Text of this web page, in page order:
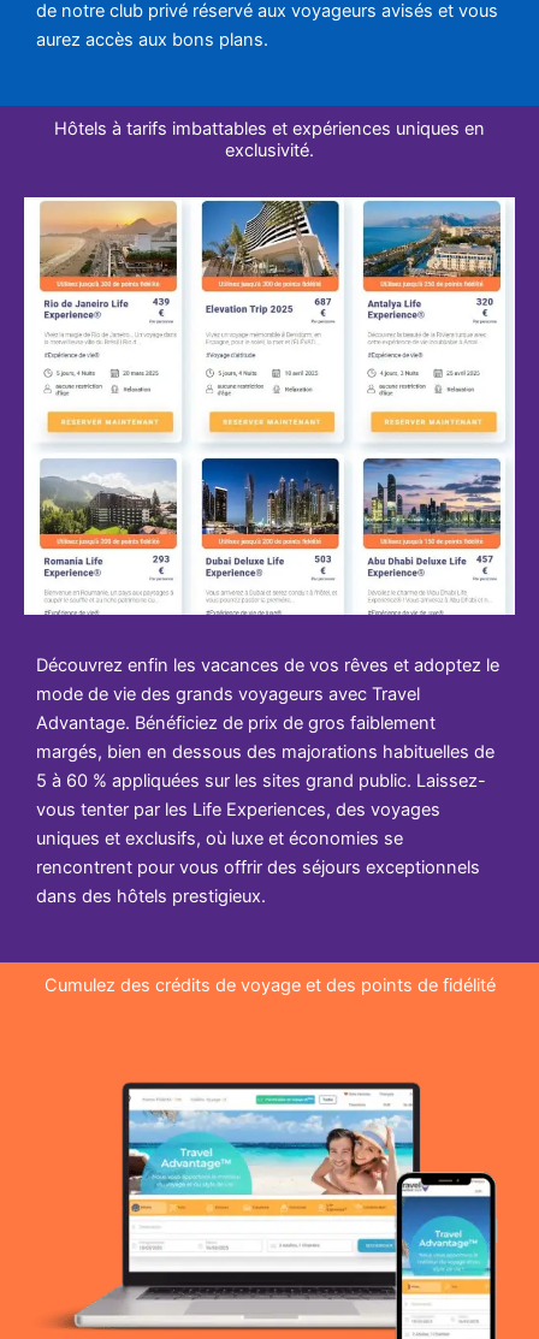
de notre club privé réservé aux voyageurs avisés et vous
aurez accès aux bons plans.
Hôtels à tarifs imbattables et expériences uniques en
exclusivité.
Découvrez enfin les vacances de vos rêves et adoptez le
mode de vie des grands voyageurs avec Travel
Advantage. Bénéficiez de prix de gros faiblement
margés, bien en dessous des majorations habituelles de
5 à 60 % appliquées sur les sites grand public. Laissez-
vous tenter par les Life Experiences, des voyages
uniques et exclusifs, où luxe et économies se
rencontrent pour vous offrir des séjours exceptionnels
dans des hôtels prestigieux.
Cumulez des crédits de voyage et des points de fidélité